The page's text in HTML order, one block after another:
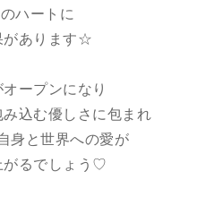
ハートに
があります☆
ープンになり
込む優しさに包まれ
身と世界への愛が
がるでしょう♡